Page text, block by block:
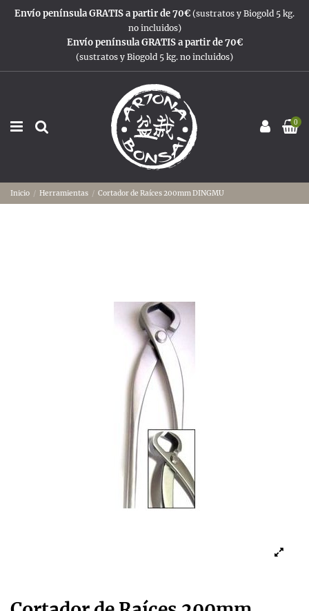
Envío península GRATIS a partir de 70€ (sustratos y Biogold 5 kg.
no incluidos)
Envío península GRATIS a partir de 70€
(sustratos y Biogold 5 kg. no incluidos)
0
Inicio Herramientas Cortador de Raíces 200mm DINGMU